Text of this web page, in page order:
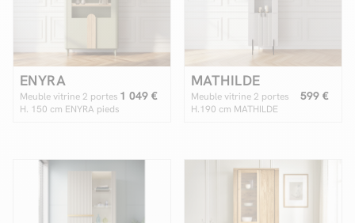
ENYRA
Meuble vitrine 2 portes
H. 150 cm ENYRA pieds
1 049 €
MATHILDE
Meuble vitrine 2 portes
H.190 cm MATHILDE
599 €